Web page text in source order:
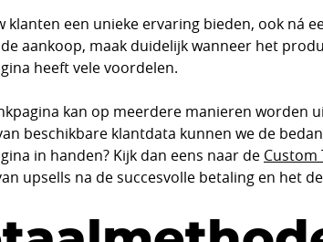
klanten een unieke ervaring bieden, ook ná
aankoop, maak duidelijk wanneer het
heeft vele voordelen.
kan op meerdere manieren worden
beschikbare klantdata kunnen we de
in handen? Kijk dan eens naar de Custom
upsells na de succesvolle betaling en het